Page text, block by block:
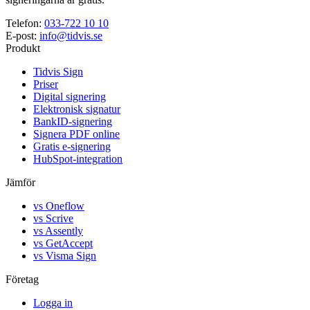
Telefon: 033-722 10 10
E-post: info@tidvis.se
Produkt
Tidvis Sign
Priser
Digital signering
Elektronisk signatur
BankID-signering
Signera PDF online
Gratis e-signering
HubSpot-integration
Jämför
vs Oneflow
vs Scrive
vs Assently
vs GetAccept
vs Visma Sign
Företag
Logga in